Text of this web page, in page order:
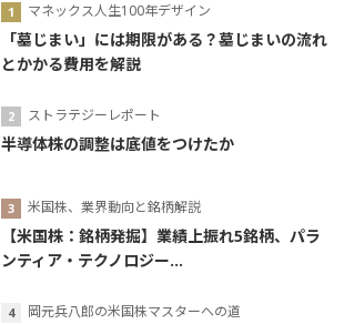
マネックス人生100年デザイン
「墓じまい」には期限がある？墓じまいの流れ
とかかる費用を解説
ストラテジーレポート
半導体株の調整は底値をつけたか
米国株、業界動向と銘柄解説
【米国株：銘柄発掘】業績上振れ5銘柄、パラ
ンティア・テクノロジー...
岡元兵八郎の米国株マスターへの道